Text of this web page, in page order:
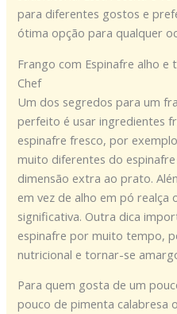
para diferentes gostos e
ótima opção para qualquer
Frango com Espinafre alho e
Chef
Um dos segredos para um
perfeito é usar ingredientes
espinafre fresco, por
muito diferentes do
dimensão extra ao prato.
em vez de alho em pó
significativa. Outra dica
espinafre por muito tempo,
nutricional e tornar-se
Para quem gosta de um
pouco de pimenta calabresa